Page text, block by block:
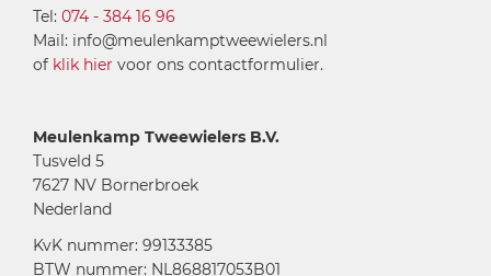
Tel: 074 - 384 16 96
Mail: info@meulenkamptweewielers.nl
of klik hier voor ons contactformulier.
Meulenkamp Tweewielers B.V.
Tusveld 5
7627 NV Bornerbroek
Nederland
KvK nummer: 99133385
BTW nummer: NL868817053B01